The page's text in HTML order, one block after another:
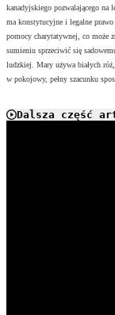
kanadyjskiego pozwalającego na
ma konstytucyjne i legalne
pomocy charytatywnej, co może
sumieniu sprzeciwić się
ludzkiej. Mary używa białych
w pokojowy, pełny szacunku
Dalsza część